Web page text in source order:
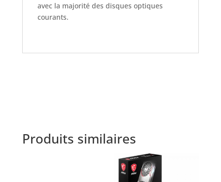
avec la majorité des disques optiques
courants.
Produits similaires